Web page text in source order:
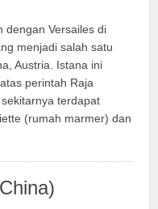
dengan Versailes di
menjadi salah satu
Austria. Istana ini
perintah Raja
terdapat
(rumah marmer) dan